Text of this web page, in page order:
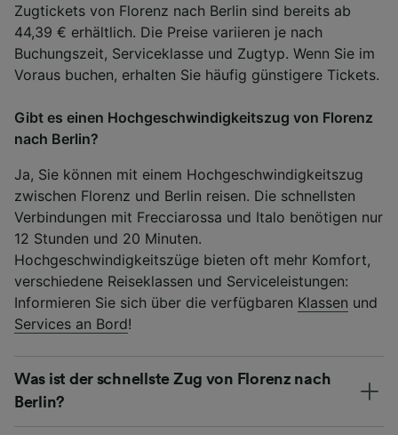
Zugtickets von Florenz nach Berlin sind bereits ab
44,39 € erhältlich. Die Preise variieren je nach
Buchungszeit, Serviceklasse und Zugtyp. Wenn Sie im
Voraus buchen, erhalten Sie häufig günstigere Tickets.
Gibt es einen Hochgeschwindigkeitszug von Florenz
nach Berlin?
Ja, Sie können mit einem Hochgeschwindigkeitszug
zwischen Florenz und Berlin reisen. Die schnellsten
Verbindungen mit Frecciarossa und Italo benötigen nur
12 Stunden und 20 Minuten.
Hochgeschwindigkeitszüge bieten oft mehr Komfort,
verschiedene Reiseklassen und Serviceleistungen:
Informieren Sie sich über die verfügbaren Klassen und
Services an Bord!
Was ist der schnellste Zug von Florenz nach
Berlin?